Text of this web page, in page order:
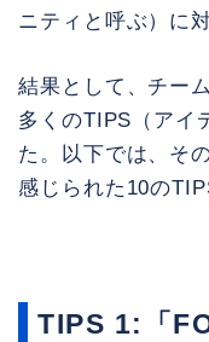
ニティと呼ぶ）に
結果として、チー
多くのTIPS（アイ
た。以下では、そ
感じられた10の
TIPS 1:「